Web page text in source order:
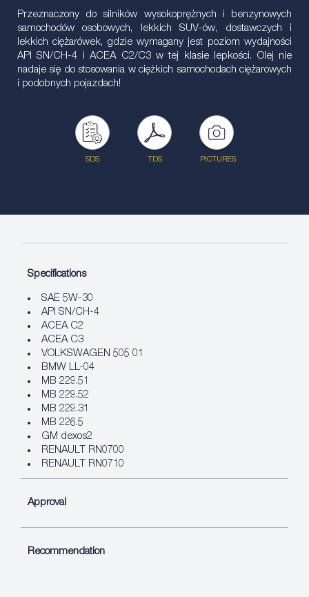
Przeznaczony do silników wysokoprężnych i benzynowych
samochodów osobowych, lekkich SUV-ów, dostawczych i
lekkich ciężarówek, gdzie wymagany jest poziom wydajności
API SN/CH-4 i ACEA C2/C3 w tej klasie lepkości. Olej nie
nadaje się do stosowania w ciężkich samochodach ciężarowych
i podobnych pojazdach!
SDS TDS PICTURES
Specifications
SAE 5W-30
API SN/CH-4
ACEA C2
ACEA C3
VOLKSWAGEN 505 01
BMW LL-04
MB 229.51
MB 229.52
MB 229.31
MB 226.5
GM dexos2
RENAULT RN0700
RENAULT RN0710
Approval
Recommendation